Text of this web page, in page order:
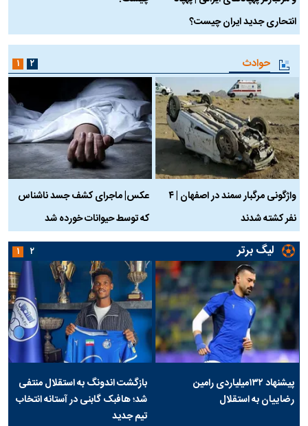
انتحاری جدید ایران چیست؟
حوادث
واژگونی مرگبار سمند در اصفهان | ۴
نفر کشته شدند
عکس| ماجرای کشف جسد ناشناس
که توسط حیوانات خورده شد
۱ ۲
لیگ برتر
پیشنهاد ۱۳۲میلیاردی رامین
رضاییان به استقلال
بازگشت اندونگ به استقلال منتفی
شد؛ هافبک گابنی در آستانه انتخاب
تیم جدید
۱ ۲